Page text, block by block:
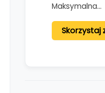
Maksymalna…
Skorzystaj